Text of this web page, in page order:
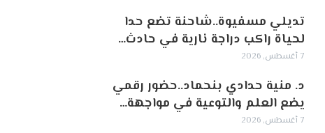
تديلي مسفيوة..شاحنة تضع حدا
لحياة راكب دراجة نارية في حادث…
7 أغسطس, 2026
د. منية حدادي بنحماد..حضور رقمي
يضع العلم والتوعية في مواجهة…
7 أغسطس, 2026